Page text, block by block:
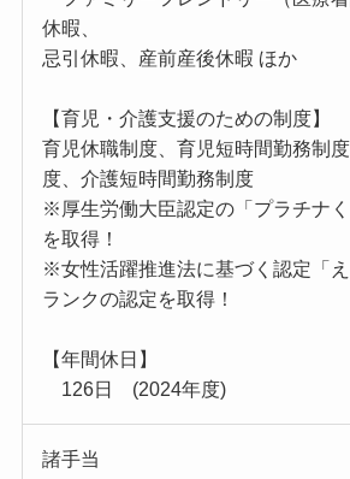
休暇、
忌引休暇、産前産後休暇 ほか
【育児・介護支援のための制度】
育児休職制度、育児短時間勤務制
度、介護短時間勤務制度
※厚生労働大臣認定の「プラチナく
を取得！
※女性活躍推進法に基づく認定「
ランクの認定を取得！
【年間休日】
126日 (2024年度)
諸手当